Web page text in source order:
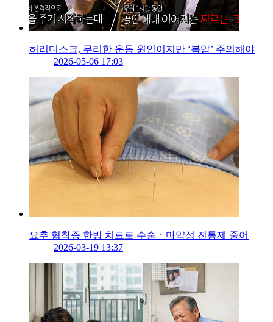
허리디스크, 무리한 운동 원인이지만 ‘복압’ 주의해야
2026-05-06 17:03
요추 협착증 한방 치료로 수술ㆍ마약성 진통제 줄어
2026-03-19 13:37